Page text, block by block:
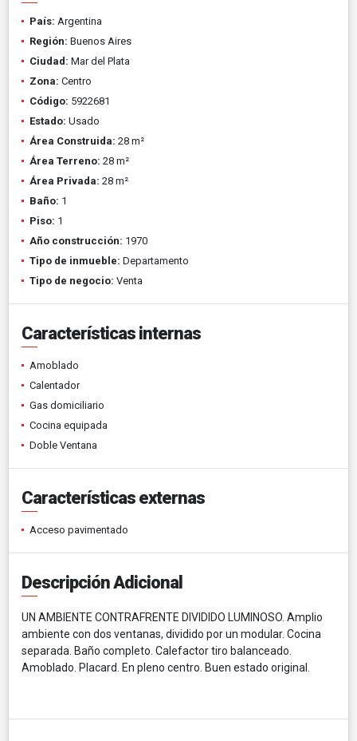
País: Argentina
Región: Buenos Aires
Ciudad: Mar del Plata
Zona: Centro
Código: 5922681
Estado: Usado
Área Construida: 28 m²
Área Terreno: 28 m²
Área Privada: 28 m²
Baño: 1
Piso: 1
Año construcción: 1970
Tipo de inmueble: Departamento
Tipo de negocio: Venta
Características internas
Amoblado
Calentador
Gas domiciliario
Cocina equipada
Doble Ventana
Características externas
Acceso pavimentado
Descripción Adicional
UN AMBIENTE CONTRAFRENTE DIVIDIDO LUMINOSO. Amplio
ambiente con dos ventanas, dividido por un modular. Cocina
separada. Baño completo. Calefactor tiro balanceado.
Amoblado. Placard. En pleno centro. Buen estado original.